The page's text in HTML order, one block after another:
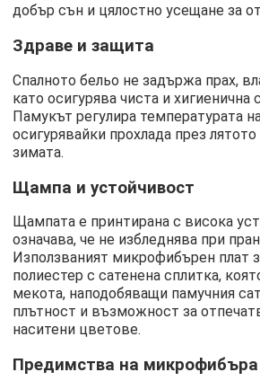
добър сън и цялостно усещане за
Здраве и защита
Спалното бельо не задържа прах,
като осигурява чиста и хигиенична
Памукът регулира температурата
осигурявайки прохлада през
зимата.
Щампа и устойчивост
Щампата е принтирана с висока
означава, че не избледнява при
Използваният микрофибърен плат
полиестер с сатенена сплитка,
мекота, наподобяващи памучния
плътност и възможност за
наситени цветове.
Предимства на микрофибъра